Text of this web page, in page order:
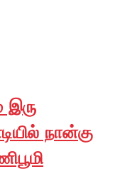
நான்கு